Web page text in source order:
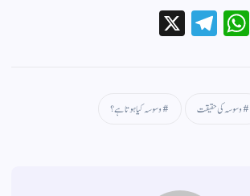
E
m
W
ha
A
pp
Te
le
وسوسہ کی حقیقت وسوسہ کیا ہوتا ہے ؟